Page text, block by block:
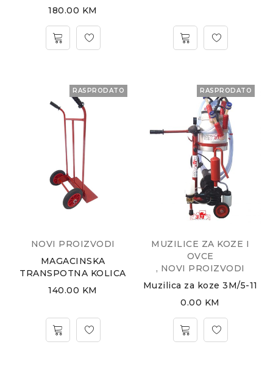
180.00 KM
RASPRODATO
NOVI PROIZVODI
MAGACINSKA
TRANSPOTNA KOLICA
140.00 KM
RASPRODATO
MUZILICE ZA KOZE I
OVCE
, NOVI PROIZVODI
Muzilica za koze 3M/5-11
0.00 KM